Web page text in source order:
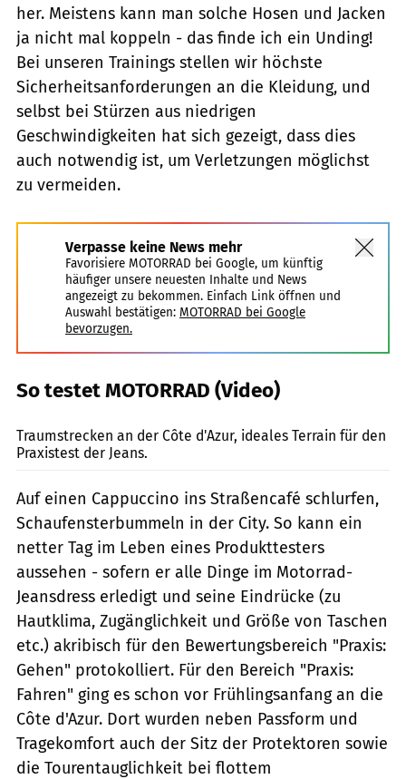
her. Meistens kann man solche Hosen und Jacken
ja nicht mal koppeln - das finde ich ein Unding!
Bei unseren Trainings stellen wir höchste
Sicherheitsanforderungen an die Kleidung, und
selbst bei Stürzen aus niedrigen
Geschwindigkeiten hat sich gezeigt, dass dies
auch notwendig ist, um Verletzungen möglichst
zu vermeiden.
Verpasse keine News mehr
Favorisiere MOTORRAD bei Google, um künftig
häufiger unsere neuesten Inhalte und News
angezeigt zu bekommen. Einfach Link öffnen und
Auswahl bestätigen: MOTORRAD bei Google
bevorzugen.
So testet MOTORRAD (Video)
Traumstrecken an der Côte d'Azur, ideales Terrain für den
Praxistest der Jeans.
Auf einen Cappuccino ins Straßencafé schlurfen,
Schaufensterbummeln in der City. So kann ein
netter Tag im Leben eines Produkttesters
aussehen - sofern er alle Dinge im Motorrad-
Jeansdress erledigt und seine Eindrücke (zu
Hautklima, Zugänglichkeit und Größe von Taschen
etc.) akribisch für den Bewertungsbereich "Praxis:
Gehen" protokolliert. Für den Bereich "Praxis:
Fahren" ging es schon vor Frühlingsanfang an die
Côte d'Azur. Dort wurden neben Passform und
Tragekomfort auch der Sitz der Protektoren sowie
die Tourentauglichkeit bei flottem